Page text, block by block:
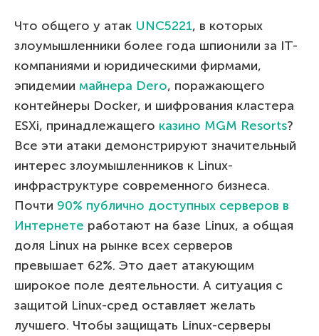
Что общего у атак UNC5221, в которых
злоумышленники более года шпионили за IT-
компаниями и юридическими фирмами,
эпидемии майнера Dero, поражающего
контейнеры Docker, и шифрования кластера
ESXi, принадлежащего казино MGM Resorts?
Все эти атаки демонстрируют значительный
интерес злоумышленников к Linux-
инфраструктуре современного бизнеса.
Почти 90% публично доступных серверов в
Интернете работают на базе Linux, а общая
доля Linux на рынке всех серверов
превышает 62%. Это дает атакующим
широкое поле деятельности. А ситуация с
защитой Linux-сред оставляет желать
лучшего. Чтобы защищать Linux-серверы